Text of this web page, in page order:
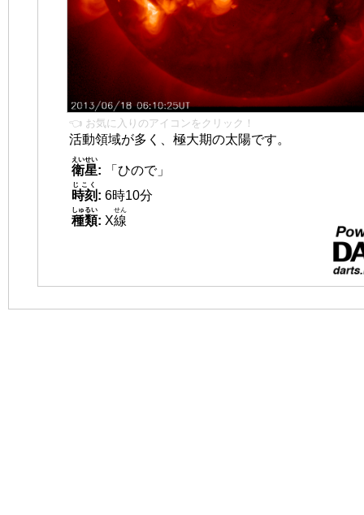
👈 お気に入りのアイコンをクリック！
活動領域が多く、極大期の太陽です。
衛星
えいせい
:
「ひので」
時刻
じこく
: 6時10分
種類
しゅるい
: X線
せん